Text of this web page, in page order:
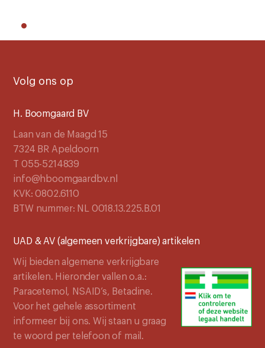
Volg ons op
H. Boomgaard BV
Laan van de Maagd 15
7324 BR Apeldoorn
T 055-5214839
info@hboomgaardbv.nl
KVK: 0802.6110
BTW nummer: NL 0018.13.225.B.01
UAD & AV (algemeen verkrijgbare) artikelen
Wij bieden algemene verkrijgbare
artikelen. Hieronder vallen o.a.:
Paracetemol, NSAID’s, Betadine.
Voor het gehele assortiment
informeer bij ons. Wij staan u graag
te woord per telefoon of mail.